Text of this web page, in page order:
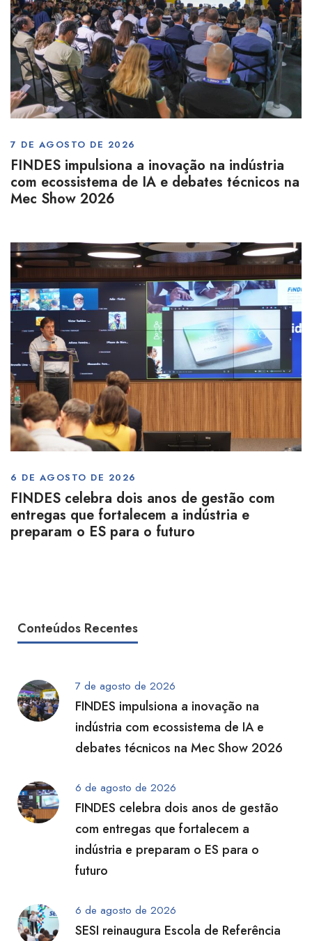
7 DE AGOSTO DE 2026
FINDES impulsiona a inovação na indústria
com ecossistema de IA e debates técnicos na
Mec Show 2026
6 DE AGOSTO DE 2026
FINDES celebra dois anos de gestão com
entregas que fortalecem a indústria e
preparam o ES para o futuro
Conteúdos Recentes
7 de agosto de 2026
FINDES impulsiona a inovação na
indústria com ecossistema de IA e
debates técnicos na Mec Show 2026
6 de agosto de 2026
FINDES celebra dois anos de gestão
com entregas que fortalecem a
indústria e preparam o ES para o
futuro
6 de agosto de 2026
SESI reinaugura Escola de Referência